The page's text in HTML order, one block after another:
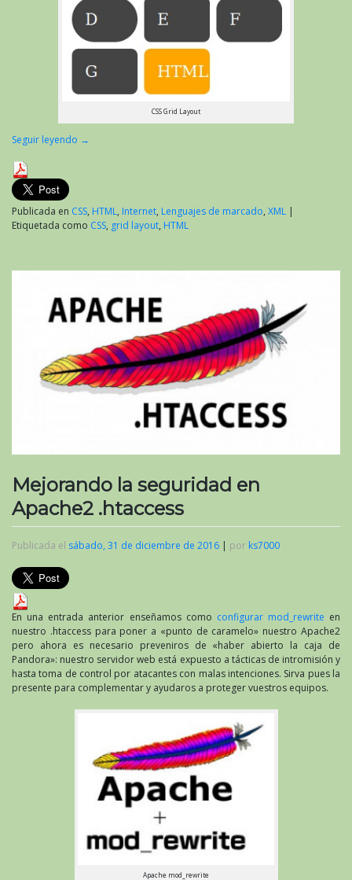
CSS Grid Layout
Seguir leyendo →
Publicada en CSS, HTML, Internet, Lenguajes de marcado, XML |
Etiquetada como CSS, grid layout, HTML
Mejorando la seguridad en
Apache2 .htaccess
Publicada el sábado, 31 de diciembre de 2016 | por ks7000
En una entrada anterior enseñamos como configurar mod_rewrite en
nuestro .htaccess para poner a «punto de caramelo» nuestro Apache2
pero ahora es necesario preveniros de «haber abierto la caja de
Pandora»: nuestro servidor web está expuesto a tácticas de intromisión y
hasta toma de control por atacantes con malas intenciones. Sirva pues la
presente para complementar y ayudaros a proteger vuestros equipos.
Apache mod_rewrite